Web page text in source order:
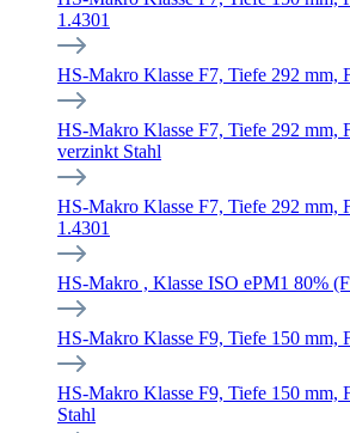
1.4301
HS-Makro Klasse F7, Tiefe 292 mm,
HS-Makro Klasse F7, Tiefe 292 mm,
verzinkt Stahl
HS-Makro Klasse F7, Tiefe 292 mm,
1.4301
HS-Makro , Klasse ISO ePM1 80%
HS-Makro Klasse F9, Tiefe 150 mm,
HS-Makro Klasse F9, Tiefe 150 mm,
Stahl